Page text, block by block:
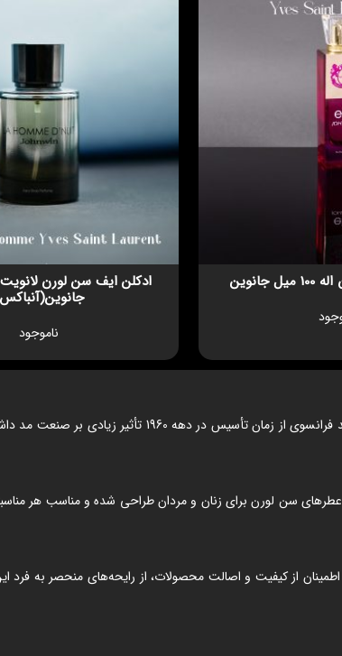
ناموجود
نامی معتبر در دنیای مد و عطر است. این برند
سن لورن برای زنان و مردان طراحی شده و مناسب هر
از کیفیت و اصالت محصولات، از رایحه‌های منحصر به